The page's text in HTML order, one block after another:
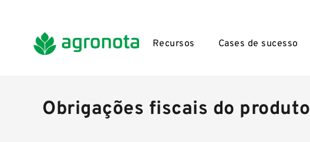
Recursos Cases de sucesso
Obrigações fiscais do